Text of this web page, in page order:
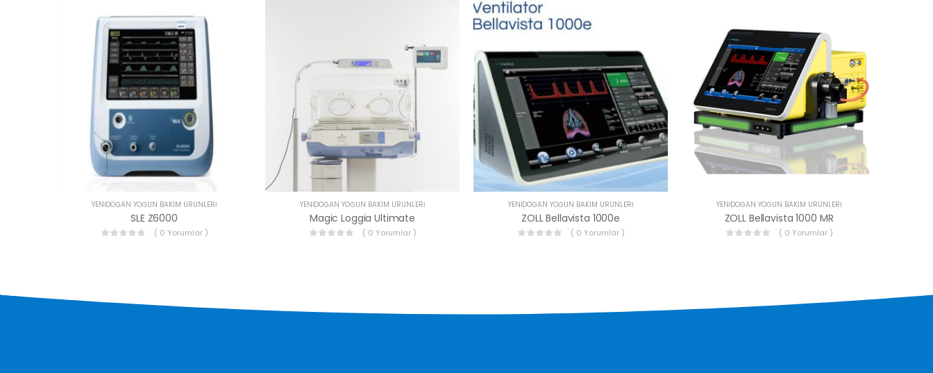
YENIDOĞAN YOĞUN BAKIM ÜRÜNLERI
SLE Z6000
( 0 Yorumlar )
YENIDOĞAN YOĞUN BAKIM ÜRÜNLERI
Magic Loggia Ultimate
( 0 Yorumlar )
YENIDOĞAN YOĞUN BAKIM ÜRÜNLERI
ZOLL Bellavista 1000e
( 0 Yorumlar )
YENIDOĞAN YOĞUN BAKIM ÜRÜNLERI
ZOLL Bellavista 1000 MR
( 0 Yorumlar )